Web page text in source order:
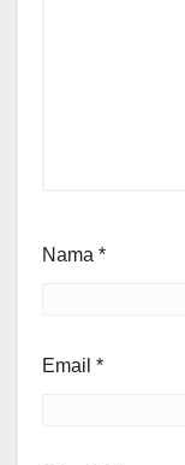
Nama *
Email *